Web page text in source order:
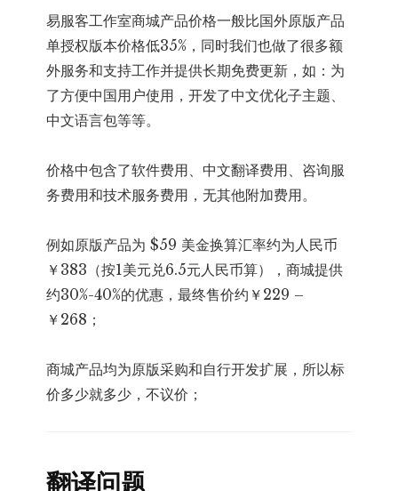
易服客工作室商城产品价格一般比国外原版产品
单授权版本价格低35%，同时我们也做了很多额
外服务和支持工作并提供长期免费更新，如：为
了方便中国用户使用，开发了中文优化子主题、
中文语言包等等。
价格中包含了软件费用、中文翻译费用、咨询服
务费用和技术服务费用，无其他附加费用。
例如原版产品为 $59 美金换算汇率约为人民币
￥383（按1美元兑6.5元人民币算），商城提供
约30%-40%的优惠，最终售价约￥229 –
￥268；
商城产品均为原版采购和自行开发扩展，所以标
价多少就多少，不议价；
翻译问题